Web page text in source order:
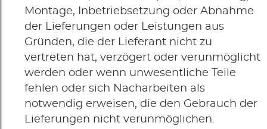
Montage, Inbetriebsetzung oder Abnahme
der Lieferungen oder Leistungen aus
Gründen, die der Lieferant nicht zu
vertreten hat, verzögert oder verunmöglicht
werden oder wenn unwesentliche Teile
fehlen oder sich Nacharbeiten als
notwendig erweisen, die den Gebrauch der
Lieferungen nicht verunmöglichen.